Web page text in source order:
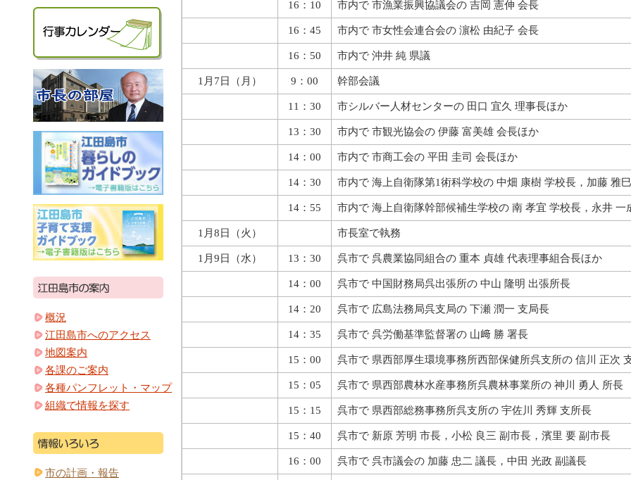
16：10 市内で 市漁業振興協議会の 吉岡 憲伸 会長
16：45 市内で 市女性会連合会の 濵松 由紀子 会長
16：50 市内で 沖井 純 県議
1月7日（月） 9：00 幹部会議
11：30 市シルバー人材センターの 田口 宜久 理事長ほか
13：30 市内で 市観光協会の 伊藤 富美雄 会長ほか
14：00 市内で 市商工会の 平田 圭司 会長ほか
14：30 市内で 海上自衛隊第1術科学校の 中畑 康樹 学校長，加藤 雅
14：55 市内で 海上自衛隊幹部候補生学校の 南 孝宜 学校長，永井 一
1月8日（火） 市長室で執務
1月9日（水） 13：30 呉市で 呉農業協同組合の 重本 貞雄 代表理事組合長ほか
14：00 呉市で 中国財務局呉出張所の 中山 隆明 出張所長
14：20 呉市で 広島法務局呉支局の 下瀬 潤一 支局長
14：35 呉市で 呉労働基準監督署の 山﨑 勝 署長
15：00 呉市で 県西部厚生環境事務所西部保健所呉支所の 信川 正次
15：05 呉市で 県西部農林水産事務所呉農林事業所の 神川 勇人 所長
15：15 呉市で 県西部総務事務所呉支所の 宇佐川 秀輝 支所長
15：40 呉市で 新原 芳明 市長，小松 良三 副市長，濱里 要 副市長
16：00 呉市で 呉市議会の 加藤 忠二 議長，中田 光政 副議長
概況
江田島市へのアクセス
地図案内
各課のご案内
各種パンフレット・マップ
組織で情報を探す
市の計画・報告